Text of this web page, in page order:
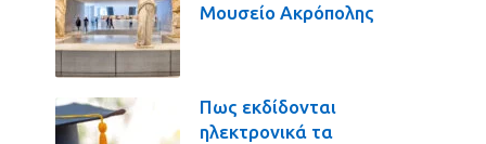
Μουσείο Ακρόπολης
Πως εκδίδονται
ηλεκτρονικά τα